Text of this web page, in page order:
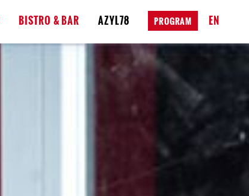
BISTRO & BAR AZYL78 PROGRAM EN